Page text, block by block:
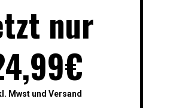
nur
Mwst und Versand